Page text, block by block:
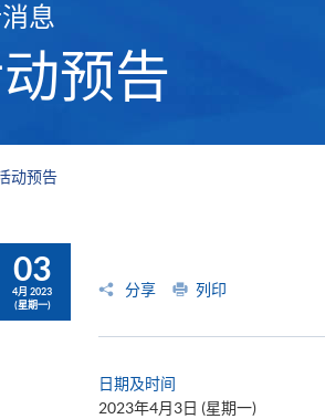
息
预告
动预告
03
4月 2023
(星期一)
分享 列印
日期及时间
2023年4月3日 (星期一)